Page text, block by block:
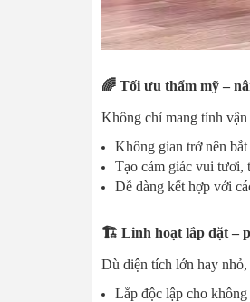
🌈 Tối ưu thẩm mỹ –
Không chỉ mang tính vận
Không gian trở nên
Tạo cảm giác vui tươi,
Dễ dàng kết hợp với
🏗️ Linh hoạt lắp đặt –
Dù diện tích lớn hay
Lắp độc lập cho